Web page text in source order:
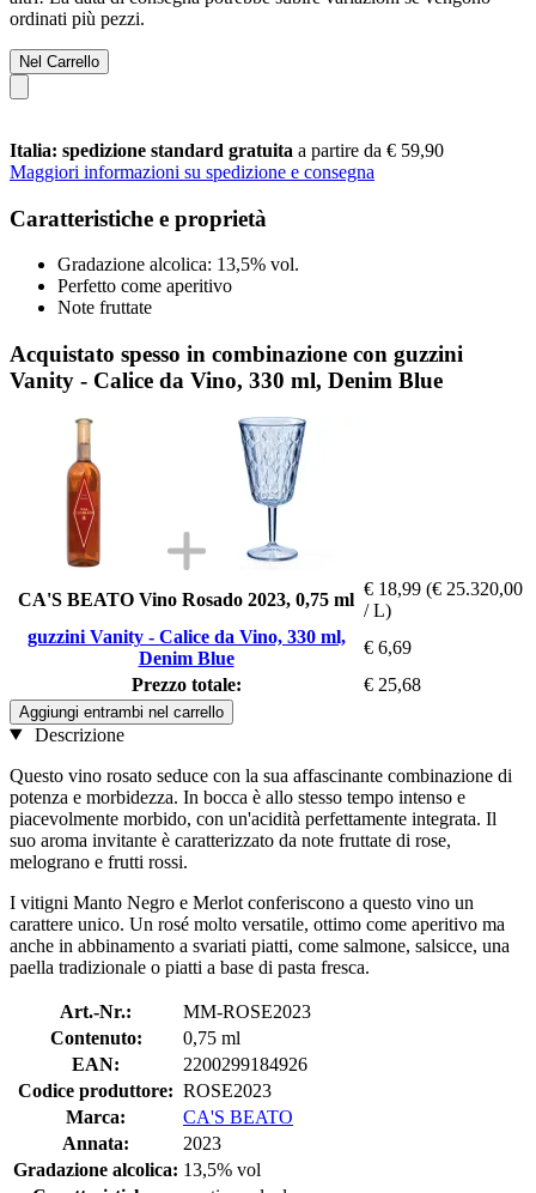
ordinati più pezzi.
Nel Carrello
Italia: spedizione standard gratuita a partire da € 59,90
Maggiori informazioni su spedizione e consegna
Caratteristiche e proprietà
Gradazione alcolica: 13,5% vol.
Perfetto come aperitivo
Note fruttate
Acquistato spesso in combinazione con guzzini
Vanity - Calice da Vino, 330 ml, Denim Blue
CA'S BEATO Vino Rosado 2023, 0,75 ml
€ 18,99 (€ 25.320,00
/ L)
guzzini Vanity - Calice da Vino, 330 ml,
Denim Blue
€ 6,69
Prezzo totale:
€ 25,68
Aggiungi entrambi nel carrello
Descrizione
Questo vino rosato seduce con la sua affascinante combinazione di
potenza e morbidezza. In bocca è allo stesso tempo intenso e
piacevolmente morbido, con un'acidità perfettamente integrata. Il
suo aroma invitante è caratterizzato da note fruttate di rose,
melograno e frutti rossi.
I vitigni Manto Negro e Merlot conferiscono a questo vino un
carattere unico. Un rosé molto versatile, ottimo come aperitivo ma
anche in abbinamento a svariati piatti, come salmone, salsicce, una
paella tradizionale o piatti a base di pasta fresca.
Art.-Nr.:
MM-ROSE2023
Contenuto:
0,75 ml
EAN:
2200299184926
Codice produttore: ROSE2023
Marca:
CA'S BEATO
Annata:
2023
Gradazione alcolica: 13,5% vol